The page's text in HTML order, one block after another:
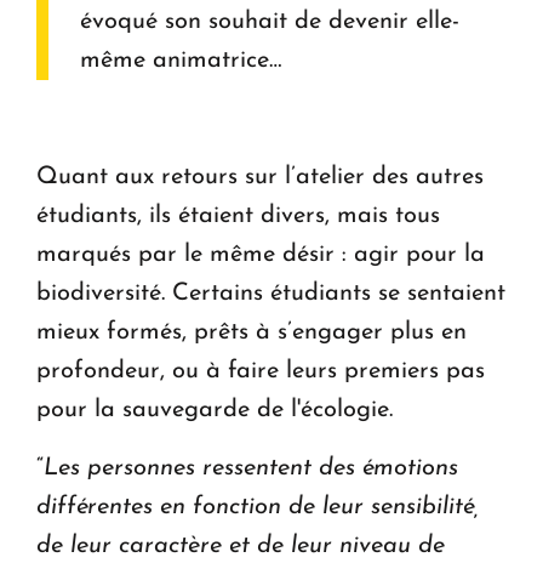
évoqué son souhait de devenir elle-
même animatrice…
Quant aux retours sur l’atelier des autres
étudiants, ils étaient divers, mais tous
marqués par le même désir : agir pour la
biodiversité. Certains étudiants se sentaient
mieux formés, prêts à s’engager plus en
profondeur, ou à faire leurs premiers pas
pour la sauvegarde de l'écologie.
“Les personnes ressentent des émotions
différentes en fonction de leur sensibilité,
de leur caractère et de leur niveau de